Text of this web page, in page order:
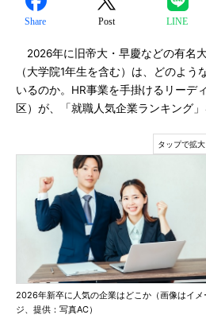
Share Post LINE
2026年に旧帝大・早慶などの有名
（大学院1年生を含む）は、どのよう
いるのか。HR事業を手掛けるリーデ
区）が、「就職人気企業ランキング」
2026年新卒に人気の企業はどこか（画像はイメ
ジ、提供：写真AC）